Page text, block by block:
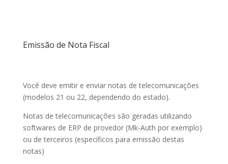
Emissão de Nota Fiscal
Você deve emitir e enviar notas de telecomunicações
(modelos 21 ou 22, dependendo do estado).
Notas de telecomunicações são geradas utilizando
softwares de ERP de provedor (Mk-Auth por exemplo)
ou de terceiros (específicos para emissão destas
notas)